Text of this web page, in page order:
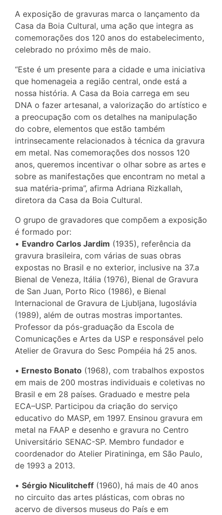
A exposição de gravuras marca o lançamento da
Casa da Boia Cultural, uma ação que integra as
comemorações dos 120 anos do estabelecimento,
celebrado no próximo mês de maio.
“Este é um presente para a cidade e uma iniciativa
que homenageia a região central, onde está a
nossa história. A Casa da Boia carrega em seu
DNA o fazer artesanal, a valorização do artístico e
a preocupação com os detalhes na manipulação
do cobre, elementos que estão também
intrinsecamente relacionados à técnica da gravura
em metal. Nas comemorações dos nossos 120
anos, queremos incentivar o olhar sobre as artes e
sobre as manifestações que encontram no metal a
sua matéria-prima”, afirma Adriana Rizkallah,
diretora da Casa da Boia Cultural.
O grupo de gravadores que compõem a exposição
é formado por:
• Evandro Carlos Jardim (1935), referência da
gravura brasileira, com várias de suas obras
expostas no Brasil e no exterior, inclusive na 37.a
Bienal de Veneza, Itália (1976), Bienal de Gravura
de San Juan, Porto Rico (1986), e Bienal
Internacional de Gravura de Ljubljana, Iugoslávia
(1989), além de outras mostras importantes.
Professor da pós-graduação da Escola de
Comunicações e Artes da USP e responsável pelo
Atelier de Gravura do Sesc Pompéia há 25 anos.
• Ernesto Bonato (1968), com trabalhos expostos
em mais de 200 mostras individuais e coletivas no
Brasil e em 28 países. Graduado e mestre pela
ECA–USP. Participou da criação do serviço
educativo do MASP, em 1997. Ensinou gravura em
metal na FAAP e desenho e gravura no Centro
Universitário SENAC-SP. Membro fundador e
coordenador do Atelier Piratininga, em São Paulo,
de 1993 a 2013.
• Sérgio Niculitcheff (1960), há mais de 40 anos
no circuito das artes plásticas, com obras no
acervo de diversos museus do País e em